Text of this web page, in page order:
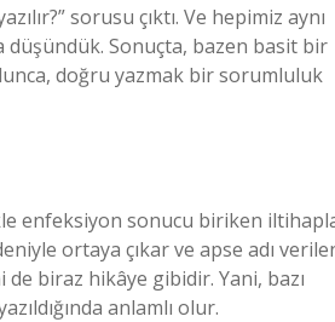
sorusu çıktı. Ve hepimiz aynı
düşündük. Sonuçta, bazen basit bir
doğru yazmak bir sorumluluk
enfeksiyon sonucu biriken
ortaya çıkar ve apse adı
de biraz hikâye gibidir. Yani, bazı
anlamlı olur.